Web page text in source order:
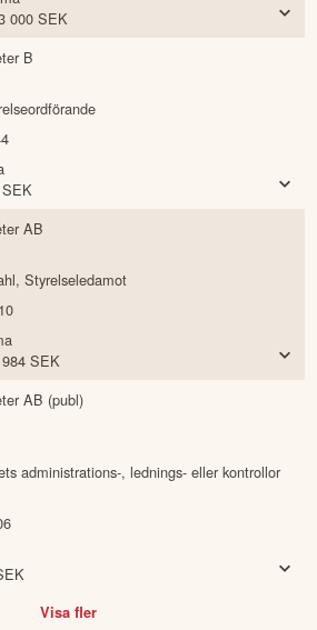
000 SEK
B
SEK
AB
,Styrelseledamot
SEK
AB (publ)
administrations-, lednings- eller kontrollor
Visa fler